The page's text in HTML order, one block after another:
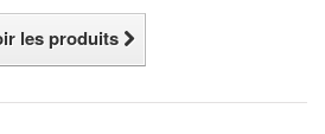
les produits